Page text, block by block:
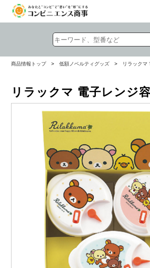
商品情報トップ > 低額ノベルティグッズ > リラックマ
リラックマ 電子レンジ